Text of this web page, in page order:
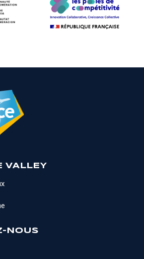
VALLEY
NOUS